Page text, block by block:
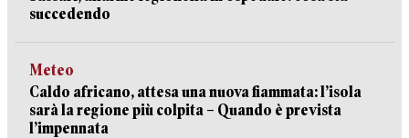
succedendo
Meteo
Caldo africano, attesa una nuova fiammata: l’isola
sarà la regione più colpita – Quando è prevista
l’impennata